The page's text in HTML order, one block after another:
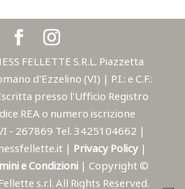
FELLETTE S.R.L. Piazzetta
d'Ezzelino (VI) | P.I.: e C.F.:
presso l'Ufficio Registro
REA o numero iscrizione
- 267869 Tel. 3425104662 |
| Privacy Policy |
e Condizioni | Copyright ©
s.r.l. All Rights Reserved.